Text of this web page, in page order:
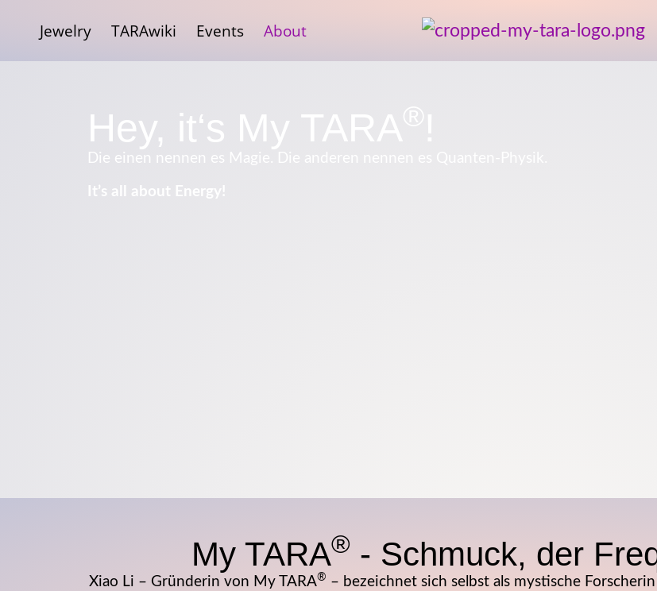
Jewelry TARAwiki Events About
Hey, it‘s My TARA
Die einen nennen es Magie. Die anderen nennen es Quanten-Physik.
It’s all about Energy!
My TARA® - Schmuck, der
Xiao Li – Gründerin von My TARA® – bezeichnet sich selbst als mystische